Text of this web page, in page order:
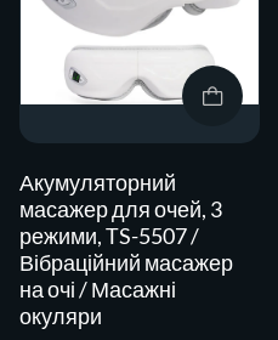
Акумуляторний
масажер для очей, 3
режими, TS-5507 /
Вібраційний масажер
на очі / Масажні
окуляри